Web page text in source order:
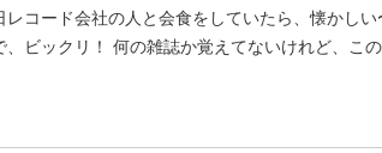
レコード会社の人と会食をしていたら、懐かし
、ビックリ！ 何の雑誌か覚えてないけれど、こ